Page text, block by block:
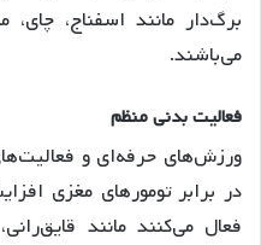
برگ‌دار مانند اسفناج، چای،
می‌باشند.
فعالیت بدنی منظم
ورزش‌های حرفه‌ای و
در برابر تومورهای مغزی
فعال می‌کنند مانند